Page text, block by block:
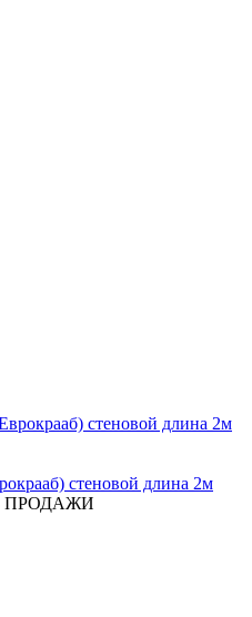
стеновой длина 2м
ПРОДАЖИ